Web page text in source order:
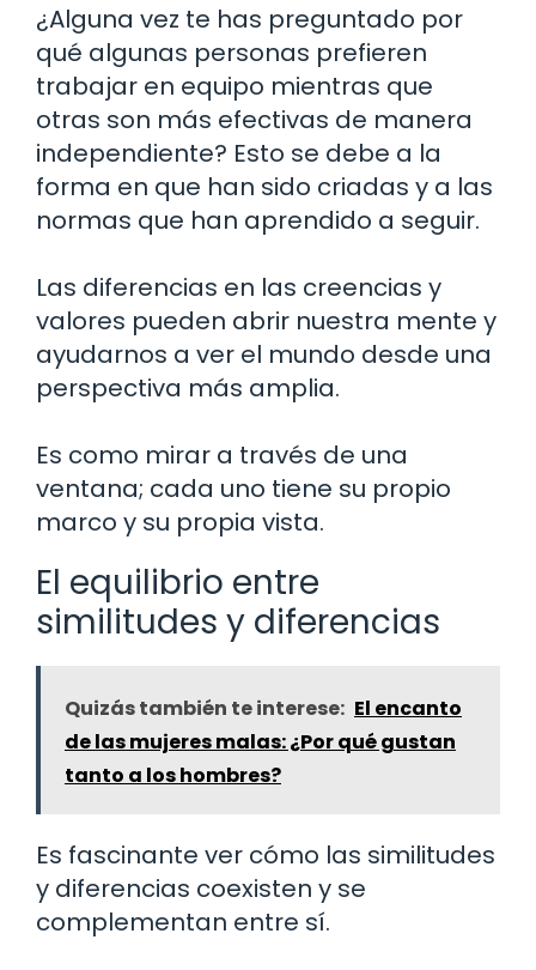
¿Alguna vez te has preguntado por
qué algunas personas prefieren
trabajar en equipo mientras que
otras son más efectivas de manera
independiente? Esto se debe a la
forma en que han sido criadas y a las
normas que han aprendido a seguir.
Las diferencias en las creencias y
valores pueden abrir nuestra mente y
ayudarnos a ver el mundo desde una
perspectiva más amplia.
Es como mirar a través de una
ventana; cada uno tiene su propio
marco y su propia vista.
El equilibrio entre
similitudes y diferencias
Quizás también te interese: El encanto
de las mujeres malas: ¿Por qué gustan
tanto a los hombres?
Es fascinante ver cómo las similitudes
y diferencias coexisten y se
complementan entre sí.